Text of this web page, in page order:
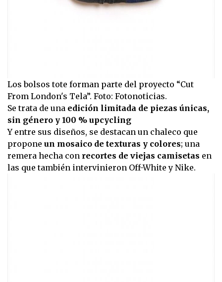
Los bolsos tote forman parte del proyecto “Cut
From London's Tela”. Foto: Fotonoticias.
Se trata de una edición limitada de piezas únicas,
sin género y 100 % upcycling
Y entre sus diseños, se destacan un chaleco que
propone un mosaico de texturas y colores; una
remera hecha con recortes de viejas camisetas en
las que también intervinieron Off-White y Nike.